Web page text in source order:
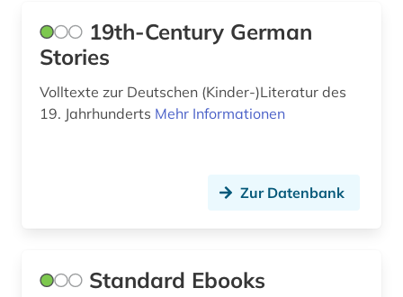
japanologie (3)
jiddistik (2)
jugend (2)
19th-Century German
Stories
Volltexte zur Deutschen (Kinder-)Literatur des
19. Jahrhunderts Mehr Informationen
Zur Datenbank
Standard Ebooks